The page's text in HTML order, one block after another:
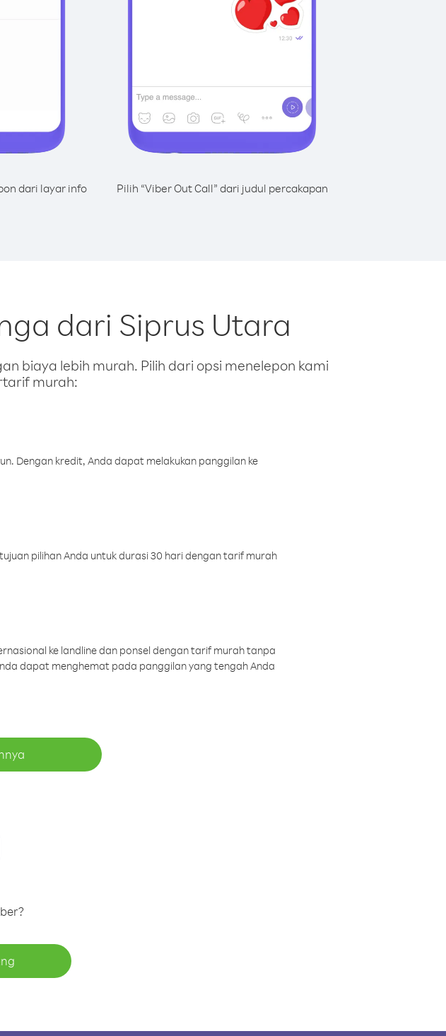
dari layar info
Pilih “Viber Out Call” dari judul percakapan
dari Siprus Utara
biaya lebih murah. Pilih dari opsi menelepon kami
murah:
Dengan kredit, Anda dapat melakukan panggilan ke
pilihan Anda untuk durasi 30 hari dengan tarif murah
ke landline dan ponsel dengan tarif murah tanpa
dapat menghemat pada panggilan yang tengah Anda